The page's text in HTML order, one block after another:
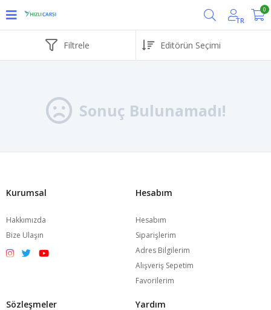
TR
0
Filtrele
Sonuç Bulunamadı!
Kurumsal
Hakkımızda
Bize Ulaşın
Hesabım
Hesabım
Siparişlerim
Adres Bilgilerim
Alışveriş Sepetim
Favorilerim
Sözleşmeler Yardım